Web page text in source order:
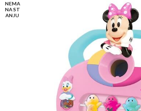
NEMA
NA ST
ANJU